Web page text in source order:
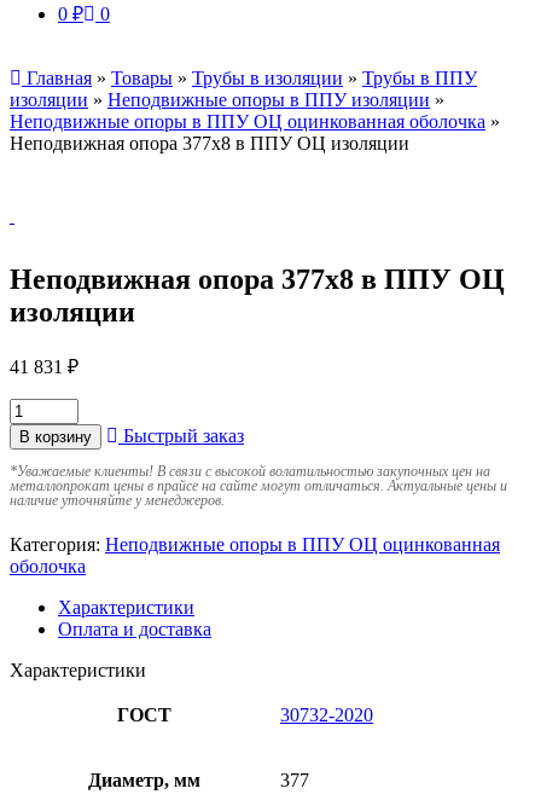
0 ₽ 0
Главная » Товары » Трубы в изоляции » Трубы в ППУ
изоляции » Неподвижные опоры в ППУ изоляции »
Неподвижные опоры в ППУ ОЦ оцинкованная оболочка »
Неподвижная опора 377х8 в ППУ ОЦ изоляции
Неподвижная опора 377х8 в ППУ ОЦ
изоляции
41 831 ₽
В корзину Быстрый заказ
*Уважаемые клиенты! В связи с высокой волатильностью закупочных цен на
металлопрокат цены в прайсе на сайте могут отличаться. Актуальные цены и
наличие уточняйте у менеджеров.
Категория: Неподвижные опоры в ППУ ОЦ оцинкованная
оболочка
Характеристики
Оплата и доставка
Характеристики
ГОСТ 30732-2020
Диаметр, мм 377